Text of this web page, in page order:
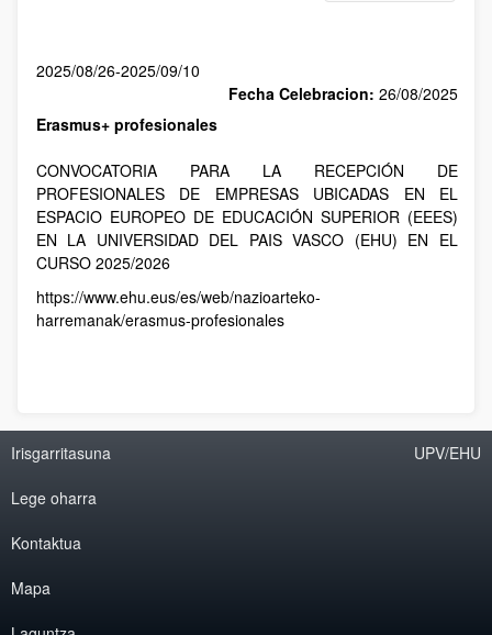
2025/08/26-2025/09/10
Fecha Celebracion: 26/08/2025
Erasmus+ profesionales
CONVOCATORIA PARA LA RECEPCIÓN DE
PROFESIONALES DE EMPRESAS UBICADAS EN EL
ESPACIO EUROPEO DE EDUCACIÓN SUPERIOR (EEES)
EN LA UNIVERSIDAD DEL PAIS VASCO (EHU) EN EL
CURSO 2025/2026
https://www.ehu.eus/es/web/nazioarteko-
harremanak/erasmus-profesionales
Irisgarritasuna
Lege oharra
Kontaktua
Mapa
UPV/EHU